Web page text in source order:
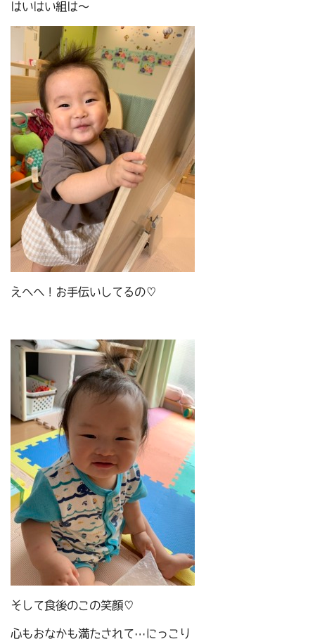
はいはい組は～
えへへ！お手伝いしてるの♡
そして食後のこの笑顔♡
心もおなかも満たされて…にっこり